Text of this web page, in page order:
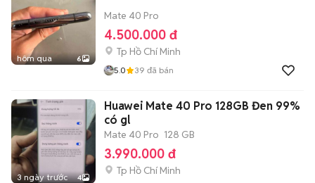
hôm qua 6
Mate 40 Pro
4.500.000 đ
Tp Hồ Chí Minh
5.0 39 đã bán
3 ngày trước 4
Huawei Mate 40 Pro 128GB Đen 99%
có gl
Mate 40 Pro 128 GB
3.990.000 đ
Tp Hồ Chí Minh